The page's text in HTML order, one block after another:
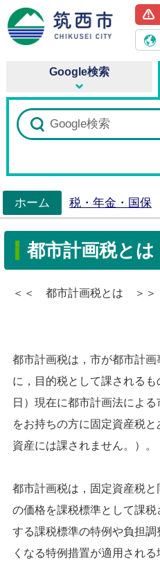
Google検索
ホーム
税・年金・国保
都市計画税とは
＜＜ 都市計画税とは ＞＞
都市計画税は，市が都市計
に，目的税として課される
日）現在に都市計画法によ
をお持ちの方に固定資産税
資産には課されません。）。
都市計画税は，固定資産税
の価格を課税標準として課
する課税標準の特例や負担
くなる特例措置が適用される